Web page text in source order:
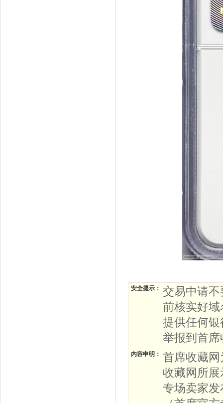
安全提示：
交易中请
前核实好
提供任何
举报到首
内容申明：
首席收藏
收藏网所
专场卖家